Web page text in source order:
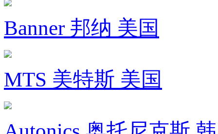
Banner 邦纳 美国
MTS 美特斯 美国